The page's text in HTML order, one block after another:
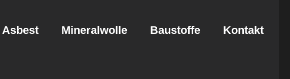
Asbest Mineralwolle Baustoffe Kontakt